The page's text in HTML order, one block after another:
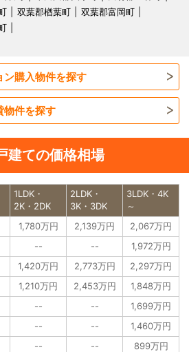
双葉郡楢葉町
双葉郡富岡町
ン購入物件を探す
物件を探す
建ての価格相場
1LDK・
2K・2DK
2LDK・
3K・3DK
3LDK・4K
～
1,780万円 2,139万円
2,067万円
-- --
1,972万円
1,420万円 2,773万円
2,297万円
1,210万円 2,453万円
1,848万円
-- --
1,699万円
-- --
1,460万円
-- --
899万円